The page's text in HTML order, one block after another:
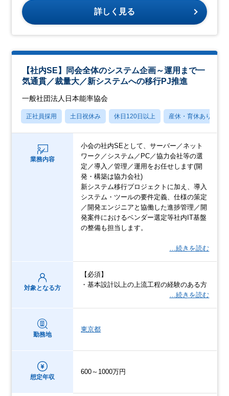
詳しく見る
【社内SE】同会全体のシステム企画～運用まで一
気通貫／裁量大／新システムへの移行PJ推進
一般社団法人日本能率協会
正社員採用 土日祝休み 休日120日以上 産休・育休あり
業務内容
小会の社内SEとして、サーバー／ネット
ワーク／システム／PC／協力会社等の選
定／導入／管理／運用をお任せします(開
発・構築は協力会社)
新システム移行プロジェクトに加え、導入
システム・ツールの要件定義、仕様の策定
／開発エンジニアと協働した進捗管理／開
発案件におけるベンダー選定等社内IT基盤
の整備も担当します。
…続きを読む
対象となる方
【必須】
・基本設計以上の上流工程の経験のある方
…続きを読む
勤務地
東京都
想定年収
600～1000万円